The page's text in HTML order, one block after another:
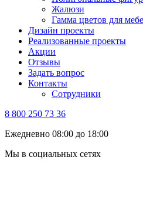
Жалюзи
Гамма цветов для
Дизайн проекты
Реализованные проекты
Акции
Отзывы
Задать вопрос
Контакты
Сотрудники
8 800 250 73 36
Ежедневно 08:00 до 18:00
Мы в социальных сетях